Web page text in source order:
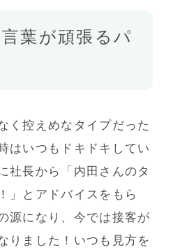
葉が頑張るパ
く控えめなタイプだった
はいつもドキドキしてい
社長から「内田さんのタ
」とアドバイスをもら
源になり、今では接客が
りました！いつも見方を